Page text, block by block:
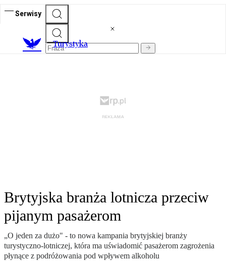
Serwisy
Turystyka
Brytyjska branża lotnicza przeciw
pijanym pasażerom
„O jeden za dużo" - to nowa kampania brytyjskiej branży
turystyczno-lotniczej, która ma uświadomić pasażerom zagrożenia
płynące z podróżowania pod wpływem alkoholu